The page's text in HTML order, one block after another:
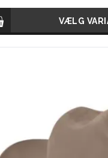
VÆLG